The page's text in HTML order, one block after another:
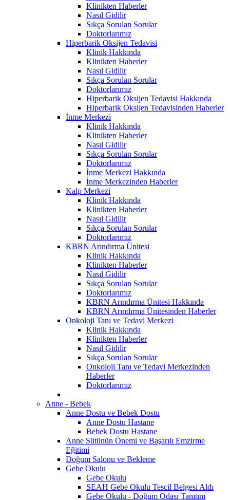
Klinikten Haberler
Nasıl Gidilir
Sıkça Sorulan Sorular
Doktorlarımız
Hiperbarik Oksijen Tedavisi
Klinik Hakkında
Klinikten Haberler
Nasıl Gidilir
Sıkça Sorulan Sorular
Doktorlarımız
Hiperbarik Oksijen Tedavisi Hakkında
Hiperbarik Oksijen Tedavisinden Haberler
İnme Merkezi
Klinik Hakkında
Klinikten Haberler
Nasıl Gidilir
Sıkça Sorulan Sorular
Doktorlarımız
İnme Merkezi Hakkında
İnme Merkezinden Haberler
Kalp Merkezi
Klinik Hakkında
Klinikten Haberler
Nasıl Gidilir
Sıkça Sorulan Sorular
Doktorlarımız
KBRN Arındırma Ünitesi
Klinik Hakkında
Klinikten Haberler
Nasıl Gidilir
Sıkça Sorulan Sorular
Doktorlarımız
KBRN Arındırma Ünitesi Hakkında
KBRN Arındırma Ünitesinden Haberler
Onkoloji Tanı ve Tedavi Merkezi
Klinik Hakkında
Klinikten Haberler
Nasıl Gidilir
Sıkça Sorulan Sorular
Onkoloji Tanı ve Tedavi Merkezinden
Haberler
Doktorlarımız
Anne - Bebek
Anne Dostu ve Bebek Dostu
Anne Dostu Hastane
Bebek Dostu Hastane
Anne Sütünün Önemi ve Başarılı Emzirme
Eğitimi
Doğum Salonu ve Bekleme
Gebe Okulu
Gebe Okulu
SEAH Gebe Okulu Tescil Belgesi Aldı
Gebe Okulu - Doğum Odası Tanıtım